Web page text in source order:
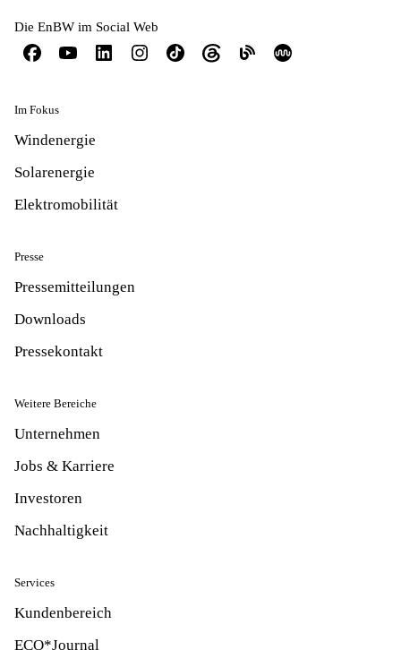
Die EnBW im Social Web
Im Fokus
Windenergie
Solarenergie
Elektromobilität
Presse
Pressemitteilungen
Downloads
Pressekontakt
Weitere Bereiche
Unternehmen
Jobs & Karriere
Investoren
Nachhaltigkeit
Services
Kundenbereich
ECO*Journal